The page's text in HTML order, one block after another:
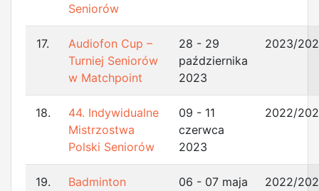
Seniorów
17.
Audiofon Cup –
Turniej Seniorów
w Matchpoint
28 - 29
października
2023
2023/
18.
44. Indywidualne
Mistrzostwa
Polski Seniorów
09 - 11
czerwca
2023
2022/
19.
Badminton
06 - 07 maja
2022/